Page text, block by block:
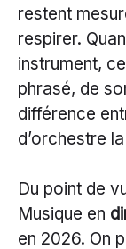
restent
respirer.
instrument,
phrasé, de
différence
d’orchestre
Du point de
Musique en
en 2026. On